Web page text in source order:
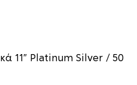
11″ Platinum Silver / 50